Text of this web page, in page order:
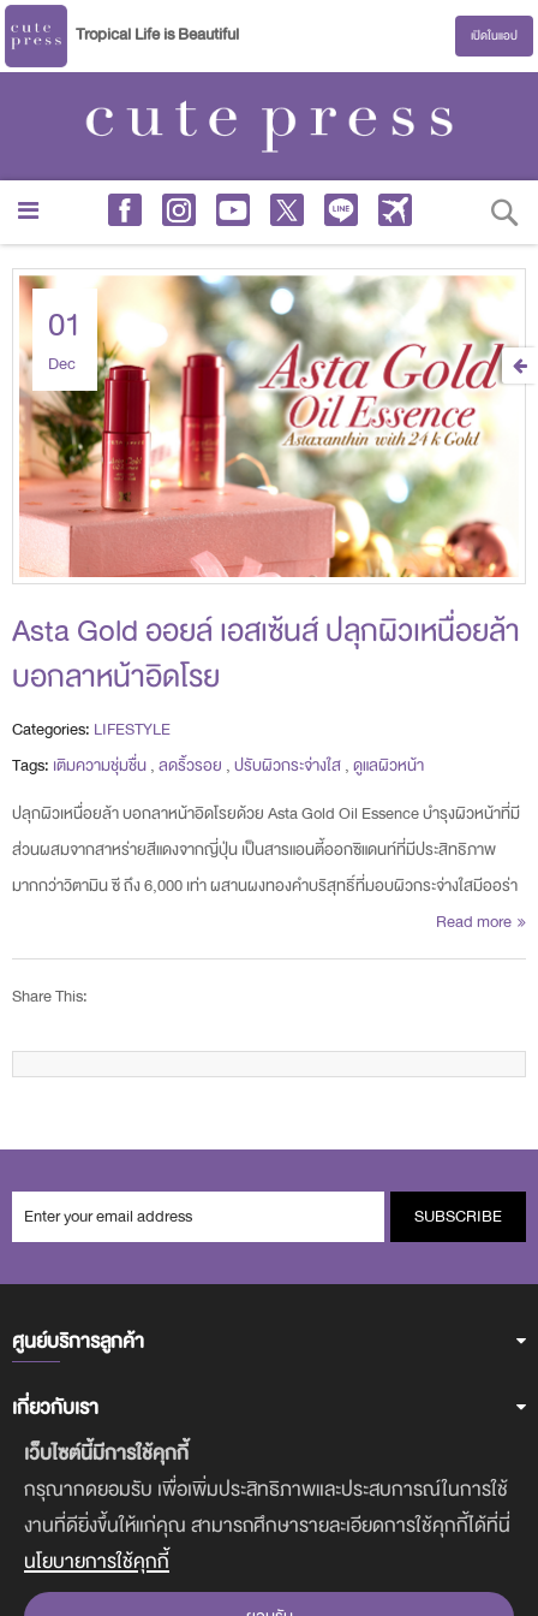
เว็บไซต์นี้มีการใช้คุกกี้
กรุณากดยอมรับ เพื่อเพิ่มประสิทธิภาพและประสบการณ์ในการใช้
งานที่ดียิ่งขึ้นให้แก่คุณ สามารถศึกษารายละเอียดการใช้คุกกี้ได้ที่นี่
นโยบายการใช้คุกกี้
Tropical Life is Beautiful เปิดในแอป
01
Dec
Asta Gold ออยล์ เอสเซ้นส์ ปลุกผิวเหนื่อยล้า
บอกลาหน้าอิดโรย
Categories: LIFESTYLE
Tags: เติมความชุ่มชื่น,ลดริ้วรอย ,ปรับผิวกระจ่างใส,ดูแลผิวหน้า
ปลุกผิวเหนื่อยล้า บอกลาหน้าอิดโรยด้วย Asta Gold Oil Essence บำรุงผิวหน้าที่มี
ส่วนผสมจากสาหร่ายสีแดงจากญี่ปุ่น เป็นสารแอนตี้ออกซิแดนท์ที่มีประสิทธิภาพ
มากกว่าวิตามิน ซี ถึง 6,000 เท่า ผสานผงทองคำบริสุทธิ์ที่มอบผิวกระจ่างใสมีออร่า
Read more
Share This:
SUBSCRIBE
ศูนย์บริการลูกค้า
เกี่ยวกับเรา
ฝ่ายบริการลูกค้า
ดาวน์โหลดแอพฯ